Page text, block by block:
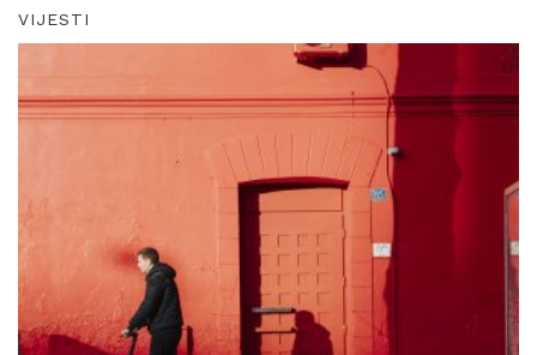
VIJESTI